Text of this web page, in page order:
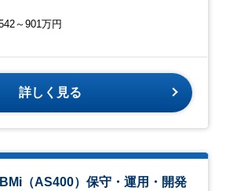
～901万円
詳しく見る
（AS400）保守・運用・開発